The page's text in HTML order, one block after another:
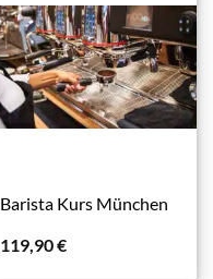
Barista Kurs München
119,90€